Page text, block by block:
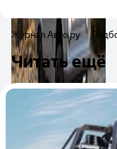
Журнал Авто.ру
Читать ещё